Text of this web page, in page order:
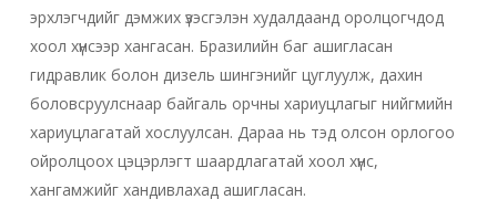
эрхлэгчдийг дэмжих үзэсгэлэн худалдаанд оролцогчдод
хоол хүнсээр хангасан. Бразилийн баг ашигласан
гидравлик болон дизель шингэнийг цуглуулж, дахин
боловсруулснаар байгаль орчны хариуцлагыг нийгмийн
хариуцлагатай хослуулсан. Дараа нь тэд олсон орлогоо
ойролцоох цэцэрлэгт шаардлагатай хоол хүнс,
хангамжийг хандивлахад ашигласан.